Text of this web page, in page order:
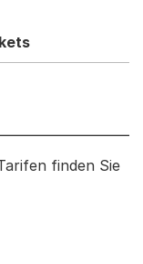
finden Sie